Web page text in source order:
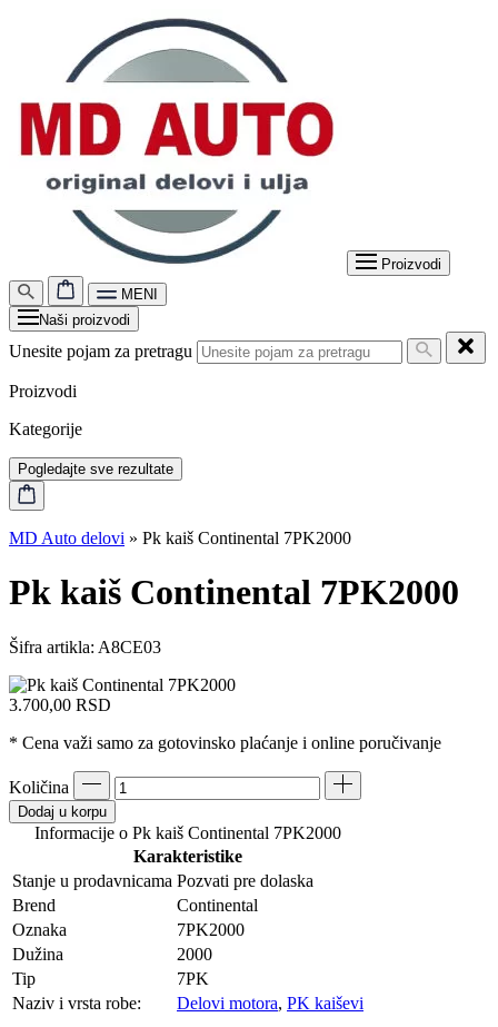
Proizvodi
MENI
Naši proizvodi
Unesite pojam za pretragu
Proizvodi
Kategorije
Pogledajte sve rezultate
MD Auto delovi » Pk kaiš Continental 7PK2000
Pk kaiš Continental 7PK2000
Šifra artikla: A8CE03
3.700,00 RSD
* Cena važi samo za gotovinsko plaćanje i online poručivanje
Količina
Dodaj u korpu
Informacije o Pk kaiš Continental 7PK2000
Karakteristike
Stanje u prodavnicama Pozvati pre dolaska
Brend
Continental
Oznaka
7PK2000
Dužina
2000
Tip
7PK
Naziv i vrsta robe:
Delovi motora, PK kaiševi